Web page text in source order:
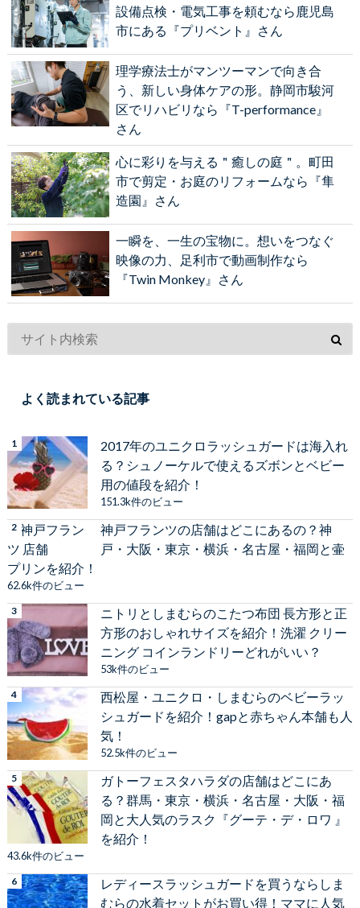
設備点検・電気工事を頼むなら鹿児島
市にある『プリベント』さん
理学療法士がマンツーマンで向き合
う、新しい身体ケアの形。静岡市駿河
区でリハビリなら『T-performance』
さん
心に彩りを与える＂癒しの庭＂。町田
市で剪定・お庭のリフォームなら『隼
造園』さん
一瞬を、一生の宝物に。想いをつなぐ
映像の力、足利市で動画制作なら
『Twin Monkey』さん
よく読まれている記事
2017年のユニクロラッシュガードは海入れ
る？シュノーケルで使えるズボンとベビー
用の値段を紹介！
151.3k件のビュー
神戸フランツの店舗はどこにあるの？神
戸・大阪・東京・横浜・名古屋・福岡と壷
プリンを紹介！
62.6k件のビュー
ニトリとしまむらのこたつ布団 長方形と正
方形のおしゃれサイズを紹介！洗濯 クリー
ニング コインランドリーどれがいい？
53k件のビュー
西松屋・ユニクロ・しまむらのベビーラッ
シュガードを紹介！gapと赤ちゃん本舗も人
気！
52.5k件のビュー
ガトーフェスタハラダの店舗はどこにあ
る？群馬・東京・横浜・名古屋・大阪・福
岡と大人気のラスク『グーテ・デ・ロワ 』
を紹介！
43.6k件のビュー
レディースラッシュガードを買うならしま
むらの水着セットがお買い得！ママに人気